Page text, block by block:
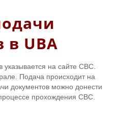
в UBA
на сайте CBC.
Подача происходит на
документов можно донести
прохождения CBC.